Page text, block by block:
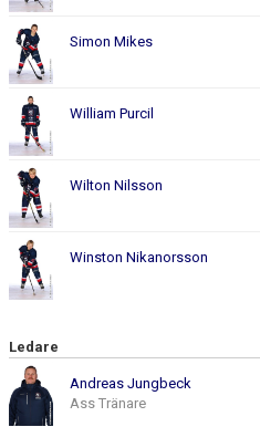
Simon Mikes
William Purcil
Wilton Nilsson
Winston Nikanorsson
Ledare
Andreas Jungbeck
Ass Tränare